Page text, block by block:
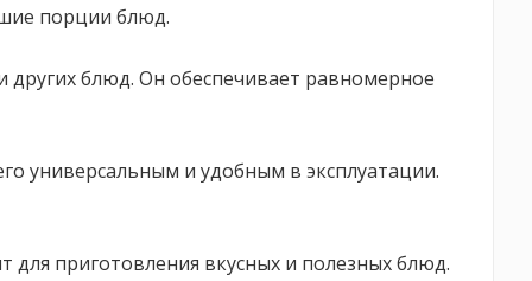
порции блюд.
других блюд. Он обеспечивает равномерное
универсальным и удобным в эксплуатации.
приготовления вкусных и полезных блюд.